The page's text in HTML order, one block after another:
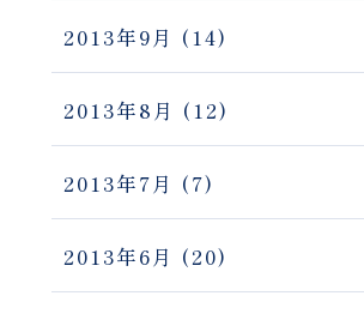
2013年9月 (14)
2013年8月 (12)
2013年7月 (7)
2013年6月 (20)